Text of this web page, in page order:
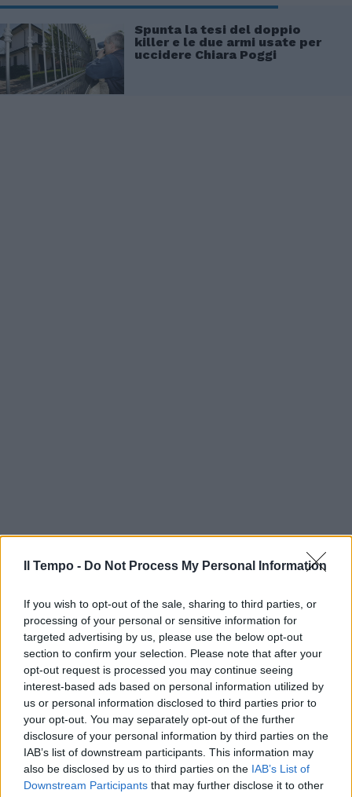
Il Tempo - Do Not Process My Personal Information
If you wish to opt-out of the sale, sharing to third parties, or
processing of your personal or sensitive information for
targeted advertising by us, please use the below opt-out
section to confirm your selection. Please note that after your
opt-out request is processed you may continue seeing
interest-based ads based on personal information utilized by
us or personal information disclosed to third parties prior to
your opt-out. You may separately opt-out of the further
disclosure of your personal information by third parties on the
IAB’s list of downstream participants. This information may
also be disclosed by us to third parties on the IAB’s List of
Downstream Participants that may further disclose it to other
Spunta la tesi del doppio
killer e le due armi usate per
uccidere Chiara Poggi